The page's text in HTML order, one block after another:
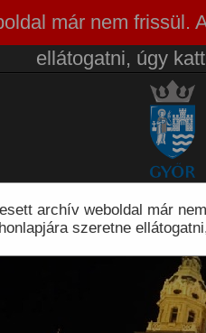
már nem
ellátogatni, úgy
archív weboldal már
szeretne